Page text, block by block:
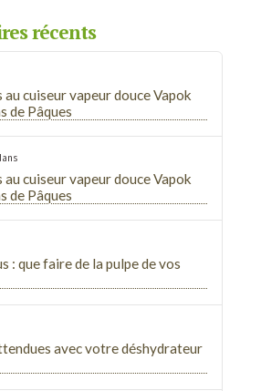
récents
cuiseur vapeur douce Vapok
de Pâques
cuiseur vapeur douce Vapok
de Pâques
: que faire de la pulpe de vos
avec votre déshydrateur